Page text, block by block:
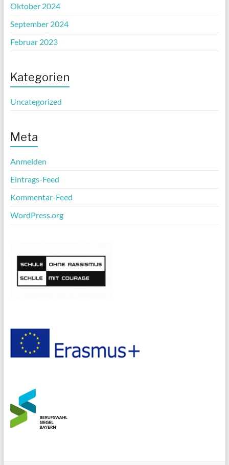
Oktober 2024
September 2024
Februar 2023
Kategorien
Uncategorized
Meta
Anmelden
Eintrags-Feed
Kommentar-Feed
WordPress.org